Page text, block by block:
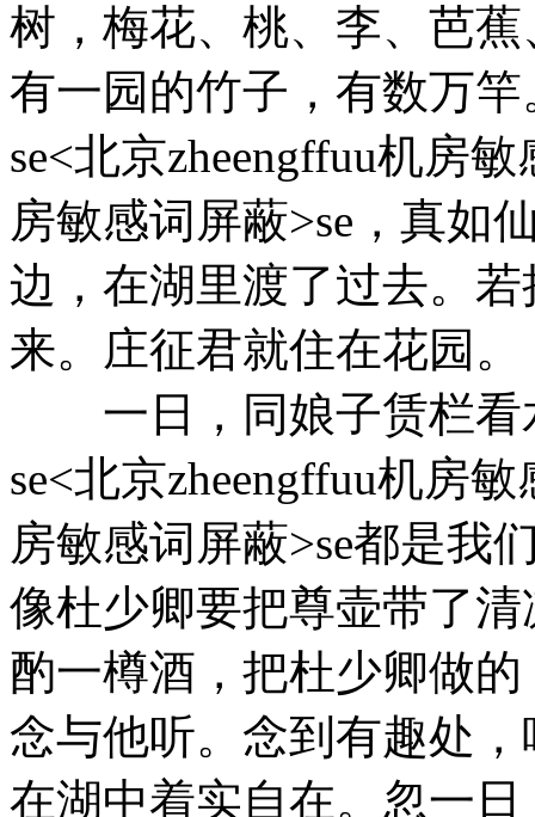
树，梅花、桃、李、芭
有一园的竹子，有数万
se<北京zheengffuu机房
房敏感词屏蔽>se，真如
边，在湖里渡了过去。
来。庄征君就住在花园。
一日，同娘子赁栏看
se<北京zheengffuu机房
房敏感词屏蔽>se都是我
像杜少卿要把尊壶带了
酌一樽酒，把杜少卿做
念与他听。念到有趣处
在湖中着实自在。忽一